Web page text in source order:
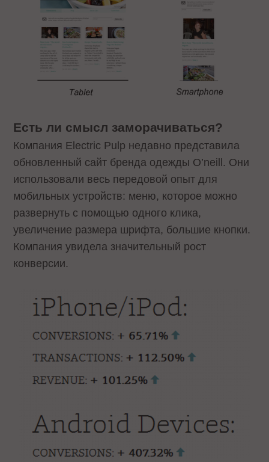
Есть ли смысл заморачиваться?
Компания Electric Pulp недавно представила
обновленный сайт бренда одежды O’neill. Они
использовали весь передовой опыт для
мобильных устройств: меню, которое можно
развернуть с помощью одного клика,
увеличение размера шрифта, большие кнопки.
Компания увидела значительный рост
конверсии.